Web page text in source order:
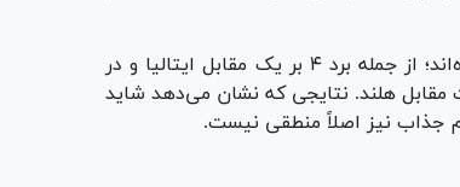
شیر‌ها در ۸ بازی اخیر خود به ۵ برد، ۲ تساوی و یک باخت رسیده‌اند؛ از جمله برد ۴ بر یک مقابل ایتالیا و در
و شکست مقابل هلند. نتایجی که نشان می‌دهد شاید
جذاب نیز اصلاً منطقی نیست.